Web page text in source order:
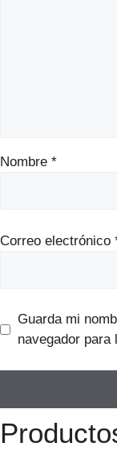
Nombre *
Correo electrónico
Guarda mi
navegador para